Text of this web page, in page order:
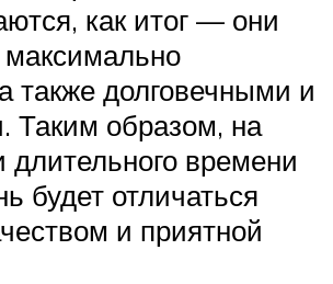
как итог — они
максимально
также долговечными и
Таким образом, на
длительного времени
будет отличаться
и приятной